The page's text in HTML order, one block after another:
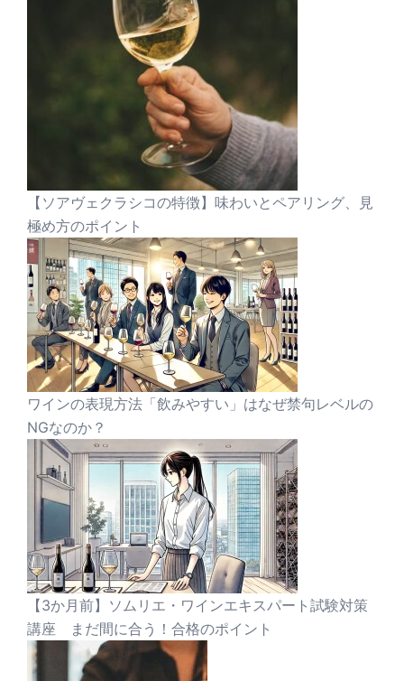
【ソアヴェクラシコの特徴】味わいとペアリング、見
極め方のポイント
ワインの表現方法「飲みやすい」はなぜ禁句レベルの
NGなのか？
【3か月前】ソムリエ・ワインエキスパート試験対策
講座 まだ間に合う！合格のポイント